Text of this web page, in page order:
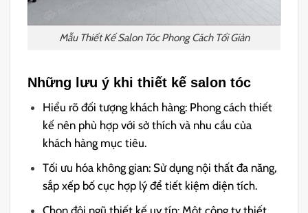
Mẫu Thiết Kế Salon Tóc Phong Cách Tối Giản
Những lưu ý khi thiết kế salon tóc
Hiểu rõ đối tượng khách hàng: Phong cách thiết
kế nên phù hợp với sở thích và nhu cầu của
khách hàng mục tiêu.
Tối ưu hóa không gian: Sử dụng nội thất đa năng,
sắp xếp bố cục hợp lý để tiết kiệm diện tích.